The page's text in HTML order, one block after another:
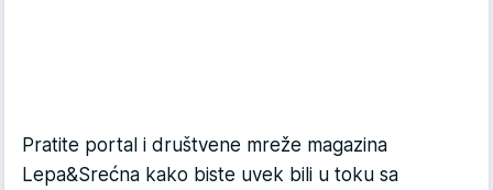
Pratite portal i društvene mreže magazina
Lepa&Srećna kako biste uvek bili u toku sa